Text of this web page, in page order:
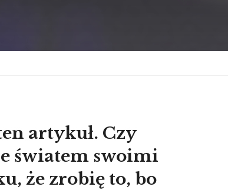
artykuł. Czy
światem swoimi
że zrobię to, bo